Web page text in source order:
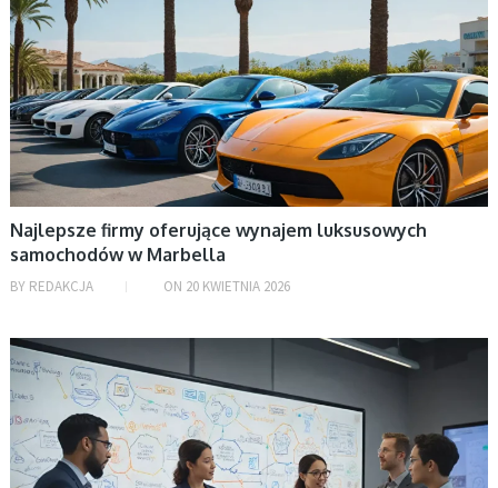
Najlepsze firmy oferujące wynajem luksusowych
samochodów w Marbella
BY REDAKCJA ON 20 KWIETNIA 2026
BEZ KATEGORII